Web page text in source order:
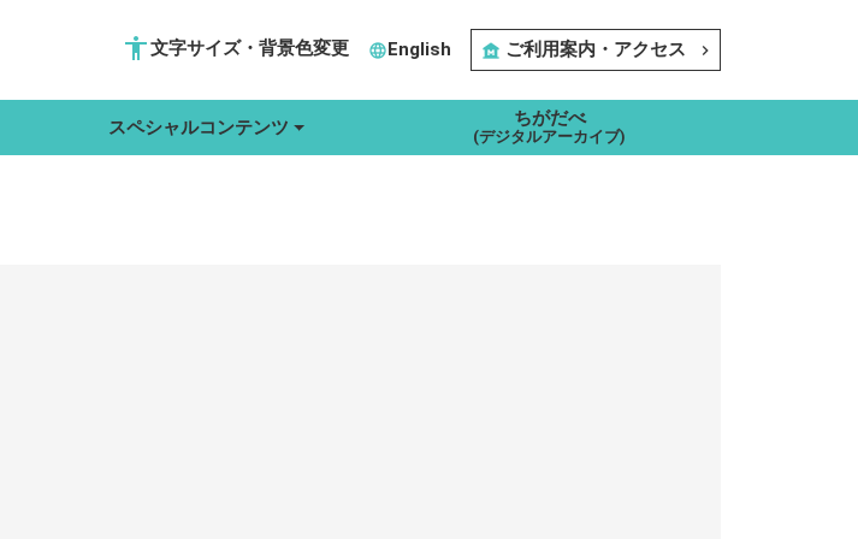
museum ご利用案内・アクセス navigate_next
accessibility文字サイズ・背景色変更 languageEnglish
スペシャルコンテンツ ちがだべ
(デジタルアーカイブ)